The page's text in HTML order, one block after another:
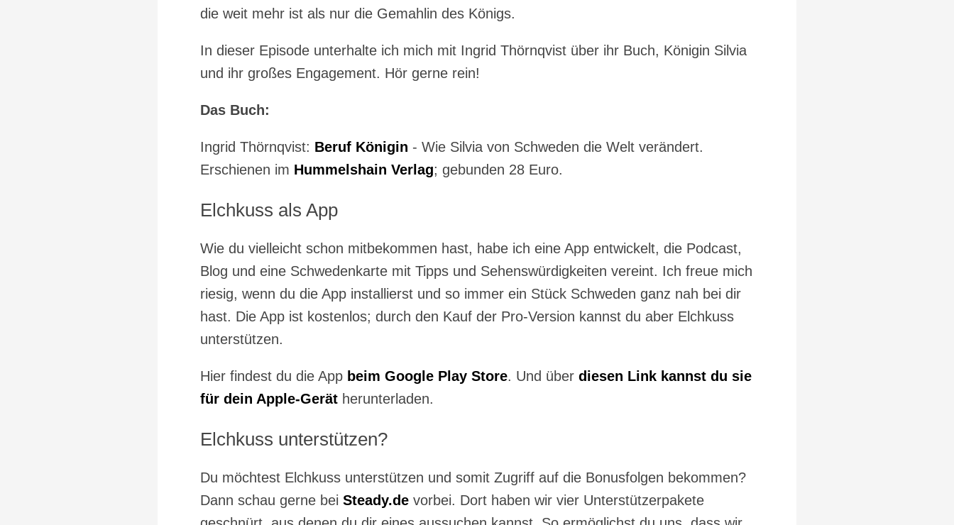
die weit mehr ist als nur die Gemahlin des Königs.
In dieser Episode unterhalte ich mich mit Ingrid Thörnqvist über ihr Buch, Königin Silvia
und ihr großes Engagement. Hör gerne rein!
Das Buch:
Ingrid Thörnqvist: Beruf Königin - Wie Silvia von Schweden die Welt verändert.
Erschienen im Hummelshain Verlag; gebunden 28 Euro.
Elchkuss als App
Wie du vielleicht schon mitbekommen hast, habe ich eine App entwickelt, die Podcast,
Blog und eine Schwedenkarte mit Tipps und Sehenswürdigkeiten vereint. Ich freue mich
riesig, wenn du die App installierst und so immer ein Stück Schweden ganz nah bei dir
hast. Die App ist kostenlos; durch den Kauf der Pro-Version kannst du aber Elchkuss
unterstützen.
Hier findest du die App beim Google Play Store. Und über diesen Link kannst du sie
für dein Apple-Gerät herunterladen.
Elchkuss unterstützen?
Du möchtest Elchkuss unterstützen und somit Zugriff auf die Bonusfolgen bekommen?
Dann schau gerne bei Steady.de vorbei. Dort haben wir vier Unterstützerpakete